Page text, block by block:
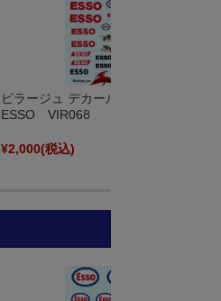
ビラージュ デカール 1/24 用 エッソ
ESSO VIR068
¥2,000(税込)